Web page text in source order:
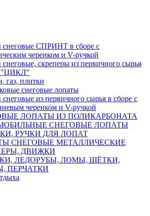
снеговые СПРИНТ в сборе с
черенком и V-ручкой
скреперы из первичного сырья
"ЦИКЛ"
газ, плитки
снеговые лопаты
из первичного сырья в сборе с
черенком и V-ручкой
ЛОПАТЫ ИЗ ПОЛИКАРБОНАТА
СНЕГОВЫЕ ЛОПАТЫ
РУЧКИ ДЛЯ ЛОПАТ
СНЕГОВЫЕ МЕТАЛЛИЧЕСКИЕ
ДВИЖКИ
ЛЕДОРУБЫ, ЛОМЫ, ЩЁТКИ,
ПЕРЧАТКИ